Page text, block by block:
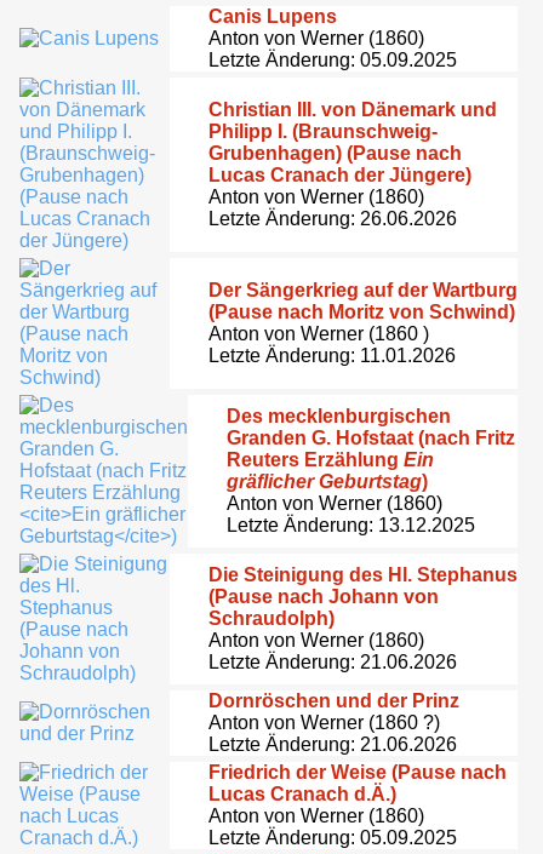
Canis Lupens
Anton von Werner (1860)
Letzte Änderung: 05.09.2025
Christian III. von Dänemark und
Philipp I. (Braunschweig-
Grubenhagen) (Pause nach
Lucas Cranach der Jüngere)
Anton von Werner (1860)
Letzte Änderung: 26.06.2026
Der Sängerkrieg auf der Wartburg
(Pause nach Moritz von Schwind)
Anton von Werner (1860 )
Letzte Änderung: 11.01.2026
Des mecklenburgischen
Granden G. Hofstaat (nach Fritz
Reuters Erzählung Ein
gräflicher Geburtstag)
Anton von Werner (1860)
Letzte Änderung: 13.12.2025
Die Steinigung des Hl. Stephanus
(Pause nach Johann von
Schraudolph)
Anton von Werner (1860)
Letzte Änderung: 21.06.2026
Dornröschen und der Prinz
Anton von Werner (1860 ?)
Letzte Änderung: 21.06.2026
Friedrich der Weise (Pause nach
Lucas Cranach d.Ä.)
Anton von Werner (1860)
Letzte Änderung: 05.09.2025